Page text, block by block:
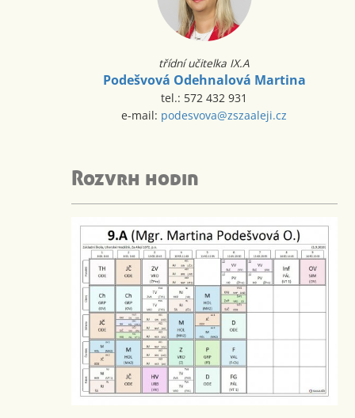
třídní učitelka IX.A
Podešvová Odehnalová Martina
tel.: 572 432 931
e-mail: podesvova@zszaaleji.cz
Rozvrh hodin